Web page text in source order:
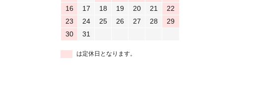
16
17 18 19 20 21
22
23
24 25 26 27 28
29
30
31
は定休日となります。